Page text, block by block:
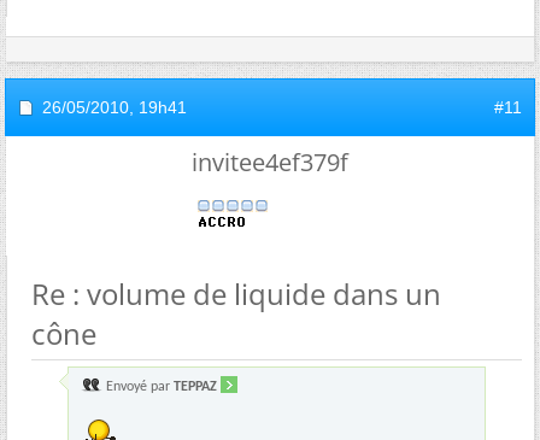
26/05/2010, 19h41 #11
invitee4ef379f
Re : volume de liquide dans un
cône
Envoyé par TEPPAZ